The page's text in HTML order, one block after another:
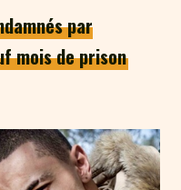
par
mois de prison